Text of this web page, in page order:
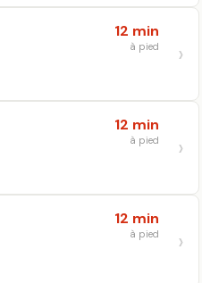
12 min
à pied
12 min
à pied
12 min
à pied